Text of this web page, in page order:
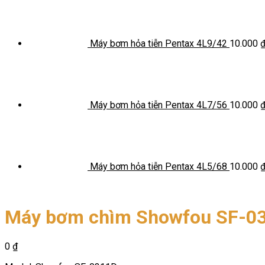
Máy bơm hỏa tiễn Pentax 4L9/42 10.000 ₫
Máy bơm hỏa tiễn Pentax 4L7/56 10.000 ₫
Máy bơm hỏa tiễn Pentax 4L5/68 10.000 ₫
Máy bơm chìm Showfou SF-
0 ₫